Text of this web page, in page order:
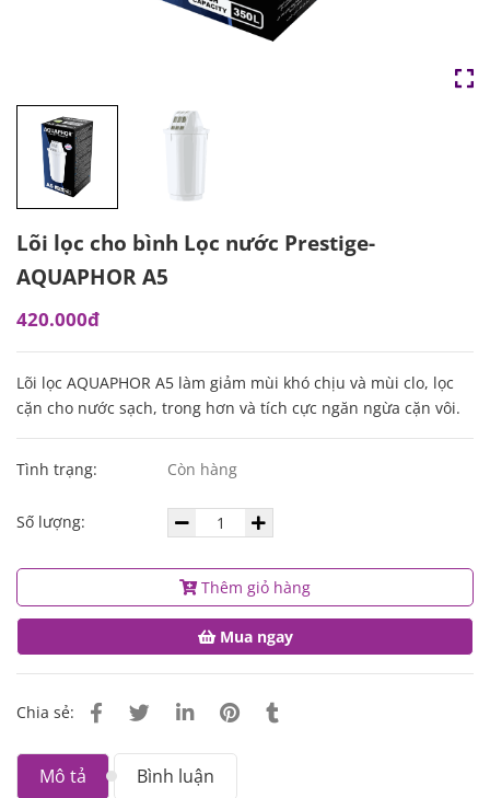
Lõi lọc cho bình Lọc nước Prestige-
AQUAPHOR A5
420.000đ
Lõi lọc AQUAPHOR A5 làm giảm mùi khó chịu và mùi clo, lọc
cặn cho nước sạch, trong hơn và tích cực ngăn ngừa cặn vôi.
Tình trạng: Còn hàng
Số lượng:
Thêm giỏ hàng
Mua ngay
Chia sẻ:
Mô tả Bình luận